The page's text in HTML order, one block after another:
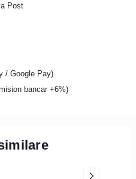
Post
/ Google Pay)
bancar +6%)